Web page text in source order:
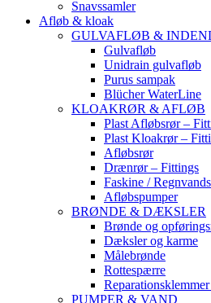
Snavssamler
Afløb & kloak
GULVAFLØB &
Gulvafløb
Unidrain gulvafløb
Purus sampak
Blücher WaterLine
KLOAKRØR & AFLØB
Plast Afløbsrør –
Plast Kloakrør –
Afløbsrør
Drænrør – Fittings
Faskine /
Afløbspumper
BRØNDE & DÆKSLER
Brønde og
Dæksler og karme
Målebrønde
Rottespærre
PUMPER & VAND